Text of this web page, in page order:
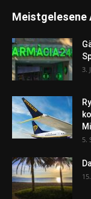
Meistgelesene
3.
5.